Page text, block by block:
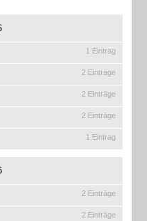
1 Eintrag
2 Einträge
2 Einträge
2 Einträge
1 Eintrag
2 Einträge
2 Einträge